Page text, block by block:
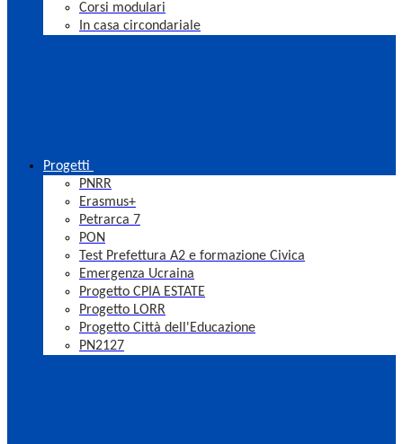
Corsi modulari
In casa circondariale
Progetti
PNRR
Erasmus+
Petrarca 7
PON
Test Prefettura A2 e formazione Civica
Emergenza Ucraina
Progetto CPIA ESTATE
Progetto LORR
Progetto Città dell'Educazione
PN2127